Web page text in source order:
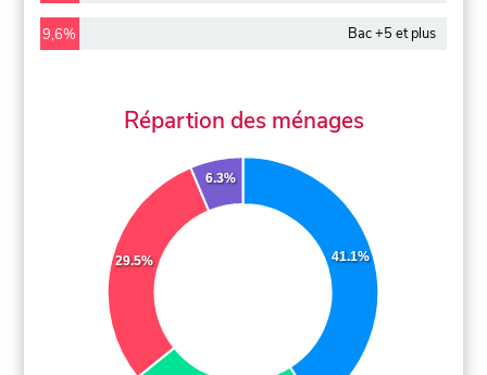
9,6% Bac +5 et plus
Répartion des ménages
41.1%
29.5%
6.3%